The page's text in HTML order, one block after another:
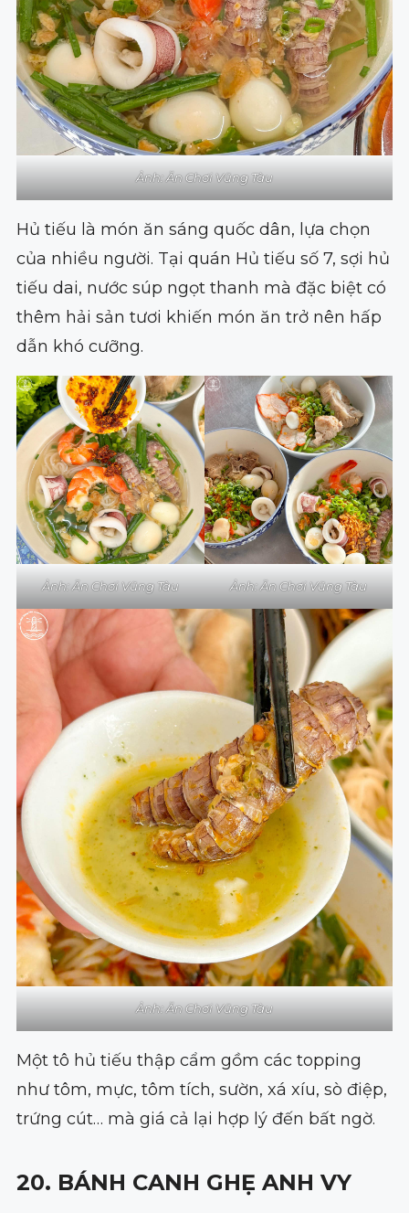
Ảnh: Ăn Chơi Vũng Tàu
Hủ tiếu là món ăn sáng quốc dân, lựa chọn
của nhiều người. Tại quán Hủ tiếu số 7, sợi hủ
tiếu dai, nước súp ngọt thanh mà đặc biệt có
thêm hải sản tươi khiến món ăn trở nên hấp
dẫn khó cưỡng.
Ảnh: Ăn Chơi Vũng Tàu Ảnh: Ăn Chơi Vũng Tàu
Ảnh: Ăn Chơi Vũng Tàu
Một tô hủ tiếu thập cẩm gồm các topping
như tôm, mực, tôm tích, sườn, xá xíu, sò điệp,
trứng cút… mà giá cả lại hợp lý đến bất ngờ.
20. BÁNH CANH GHẸ ANH VY